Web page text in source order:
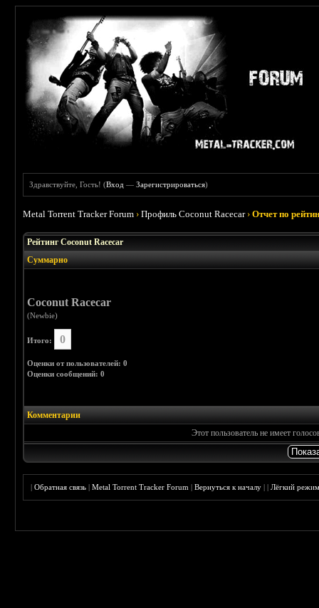
Здравствуйте, Гость! (Вход —Зарегистрироваться)
Metal Torrent Tracker Forum ›Профиль Coconut Racecar ›Отчет по
Рейтинг Coconut Racecar
Суммарно
Coconut Racecar
(Newbie)
Итого: 0
Оценки от пользователей: 0
Оценки сообщений: 0
Комментарии
Этот пользователь не имеет
|Обратная связь |Metal Torrent Tracker Forum |Вернуться к началу ||Лёгкий